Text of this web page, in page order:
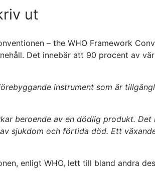
ut
– the WHO Framework
Det innebär att 90 procent av
instrument som är
beroende av en dödlig produkt.
sjukdom och förtida död. Ett
enligt WHO, lett till bland andra